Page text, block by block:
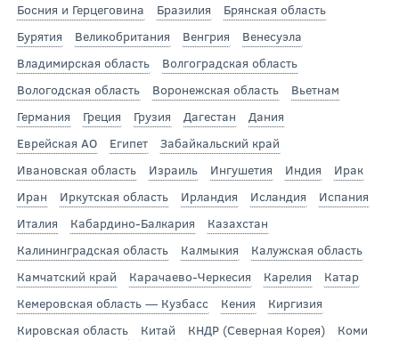
Босния и Герцеговина
Бразилия
Брянская область
Бурятия
Великобритания Венгрия
Венесуэла
Владимирская область
Волгоградская область
Вологодская область
Воронежская область
Вьетнам
Германия
Греция Грузия Дагестан
Дания
Еврейская АО
Египет
Забайкальский край
Ивановская область
Израиль Ингушетия Индия
Ирак
Иран
Иркутская область Ирландия Исландия
Испания
Италия
Кабардино-Балкария
Казахстан
Калининградская область
Калмыкия
Калужская область
Камчатский край
Карачаево-Черкесия Карелия
Катар
Кемеровская область — Кузбасс
Кения
Киргизия
Кировская область
Китай КНДР (Северная Корея)
Коми